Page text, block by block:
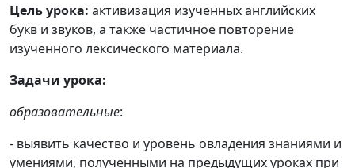
Цель урока: активизация изученных английских
букв и звуков, а также частичное повторение
изученного лексического материала.
Задачи урока:
образовательные:
- выявить качество и уровень овладения знаниями и
умениями, полученными на предыдущих уроках при